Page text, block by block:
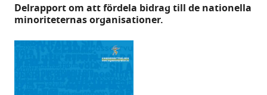
Delrapport om att fördela bidrag till de nationella
minoriteternas organisationer.